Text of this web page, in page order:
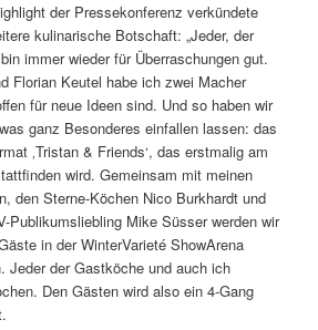
der Pressekonferenz verkündete
kulinarische Botschaft: „Jeder, der
immer wieder für Überraschungen gut.
Florian Keutel habe ich zwei Macher
für neue Ideen sind. Und so haben wir
ganz Besonderes einfallen lassen: das
‚Tristan & Friends‘, das erstmalig am
wird. Gemeinsam mit meinen
den Sterne-Köchen Nico Burkhardt und
Publikumsliebling Mike Süsser werden wir
in der WinterVarieté ShowArena
Jeder der Gastköche und auch ich
Den Gästen wird also ein 4-Gang